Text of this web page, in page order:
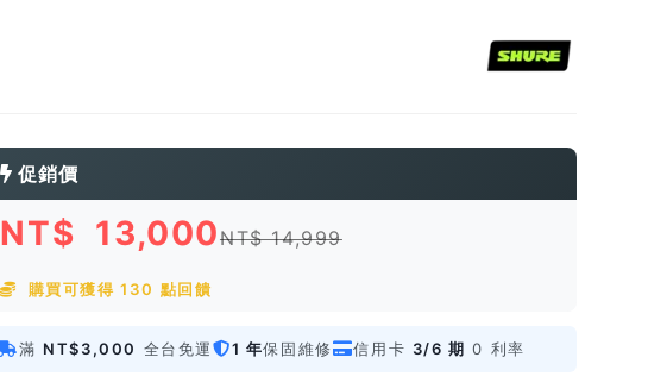
促銷價
NT$ 13,000NT$ 14,999
購買可獲得 130 點回饋
滿 NT$3,000 全台免運 1 年保固維修 信用卡 3/6 期 0 利率